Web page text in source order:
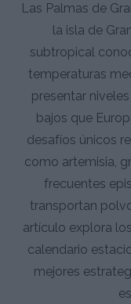
Las Palmas de
la isla de
subtropical
temperaturas
presentar
bajos que
desafíos únicos
como artemisia,
frecuentes
transportan
artículo explora
calendario
mejores